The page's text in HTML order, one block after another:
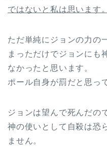
ではないと私は思います。
ただ単純にジョンの力の
まっただけでジョンにも
なかったと思います。
ポール自身が罰だと思っ
ジョンは望んで死んだの
神の使いとして自殺は恐
ません。